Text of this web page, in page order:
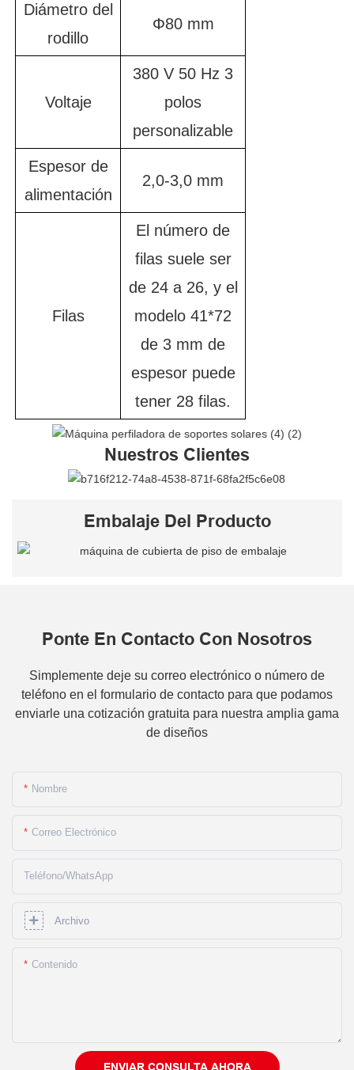
Diámetro del
rodillo
Φ80 mm
Voltaje
380 V 50 Hz 3
polos
personalizable
Espesor de
alimentación
2,0-3,0 mm
Filas
El número de
filas suele ser
de 24 a 26, y el
modelo 41*72
de 3 mm de
espesor puede
tener 28 filas.
Nuestros Clientes
Embalaje Del Producto
Ponte En Contacto Con Nosotros
Simplemente deje su correo electrónico o número de
teléfono en el formulario de contacto para que podamos
enviarle una cotización gratuita para nuestra amplia gama
de diseños
Nombre
Correo Electrónico
Teléfono/WhatsApp
Archivo
Contenido
ENVIAR CONSULTA AHORA